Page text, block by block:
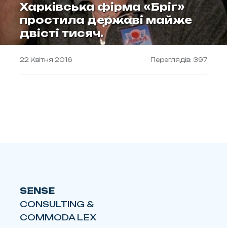
Харківська фірма «Бріг»
простила державі майже
двісті тисяч.
22 Квітня 2016 Переглядів: 397
SENSE
CONSULTING &
COMMODA LEX